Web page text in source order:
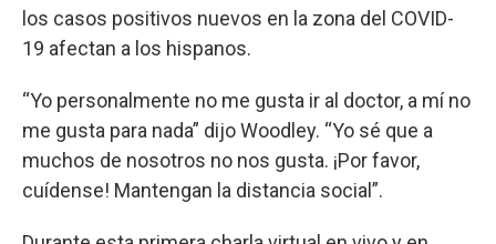
los casos positivos nuevos en la zona del COVID-
19 afectan a los hispanos.
“Yo personalmente no me gusta ir al doctor, a mí no
me gusta para nada” dijo Woodley. “Yo sé que a
muchos de nosotros no nos gusta. ¡Por favor,
cuídense! Mantengan la distancia social”.